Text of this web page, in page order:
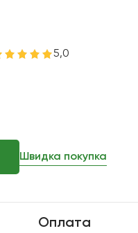
5,0
Швидка покупка
Оплата